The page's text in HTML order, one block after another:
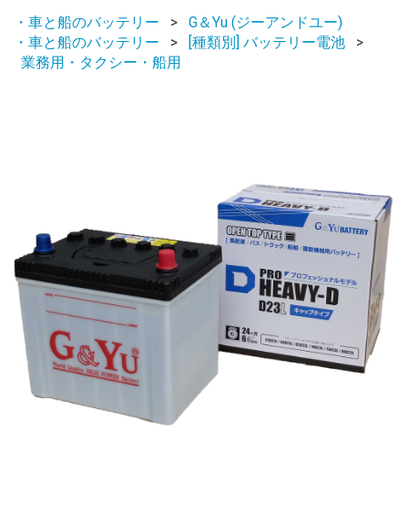
・車と船のバッテリー
G＆Yu (ジーアンドユー)
・車と船のバッテリー
[種類別] バッテリー電池
業務用・タクシー・船用